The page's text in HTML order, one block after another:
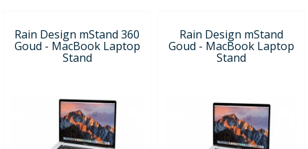
Rain Design mStand 360
Goud - MacBook Laptop
Stand
Rain Design mStand
Goud - MacBook Laptop
Stand